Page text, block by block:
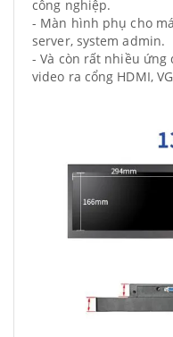
công nghiệp.
- Màn hình phụ cho
server, system admin.
- Và còn rất nhiều
video ra cổng HDMI,